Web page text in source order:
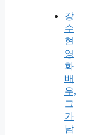
강
수
현
영
화
배
우,
그
가
남